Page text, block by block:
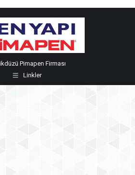
Pimapen Firması
Linkler